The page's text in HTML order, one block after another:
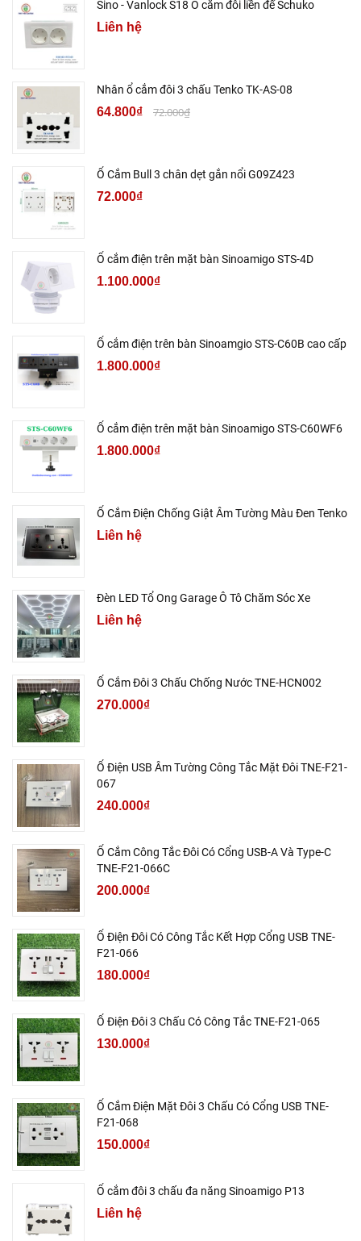
Sino - Vanlock S18 Ổ cắm đôi liền đế Schuko
Liên hệ
Nhân ổ cắm đôi 3 chấu Tenko TK-AS-08
64.800₫ 72.000₫
Ổ Cắm Bull 3 chân dẹt gắn nổi G09Z423
72.000₫
Ổ cắm điện trên mặt bàn Sinoamigo STS-4D
1.100.000₫
Ổ cắm điện trên bàn Sinoamgio STS-C60B cao cấp
1.800.000₫
Ổ cắm điện trên mặt bàn Sinoamigo STS-C60WF6
1.800.000₫
Ổ Cắm Điện Chống Giật Âm Tường Màu Đen Tenko
Liên hệ
Đèn LED Tổ Ong Garage Ô Tô Chăm Sóc Xe
Liên hệ
Ổ Cắm Đôi 3 Chấu Chống Nước TNE-HCN002
270.000₫
Ổ Điện USB Âm Tường Công Tắc Mặt Đôi TNE-F21-
067
240.000₫
Ổ Cắm Công Tắc Đôi Có Cổng USB-A Và Type-C
TNE-F21-066C
200.000₫
Ổ Điện Đôi Có Công Tắc Kết Hợp Cổng USB TNE-
F21-066
180.000₫
Ổ Điện Đôi 3 Chấu Có Công Tắc TNE-F21-065
130.000₫
Ổ Cắm Điện Mặt Đôi 3 Chấu Có Cổng USB TNE-
F21-068
150.000₫
Ổ cắm đôi 3 chấu đa năng Sinoamigo P13
Liên hệ